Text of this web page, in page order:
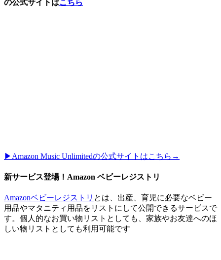
の公式サイトはこちら
▶︎Amazon Music Unlimitedの公式サイトはこちら→
新サービス登場！Amazon ベビーレジストリ
Amazonベビーレジストリ とは、出産、育児に必要なベビー
用品やマタニティ用品をリストにして公開できるサービスで
す。個人的なお買い物リストとしても、家族やお友達へのほ
しい物リストとしても利用可能です